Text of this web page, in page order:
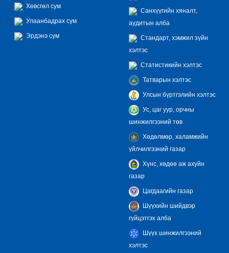
Хөвсгөл сум
Улаанбадрах сум
Эрдэнэ сум
Санхүүгийн хяналт,
аудитын алба
Стандарт, хэмжил зүйн
хэлтэс
Статистикийн хэлтэс
Татварын хэлтэс
Улсын бүртгэлийн хэлтэс
Ус, цаг уур, орчны
шинжилгээний төв
Хөдөлмөр, халамжийн
үйлчилгээний газар
Хүнс, хөдөө аж ахуйн
газар
Цагдаагийн газар
Шүүхийн шийдвэр
гүйцэтгэх алба
Шүүх шинжилгээний
хэлтэс